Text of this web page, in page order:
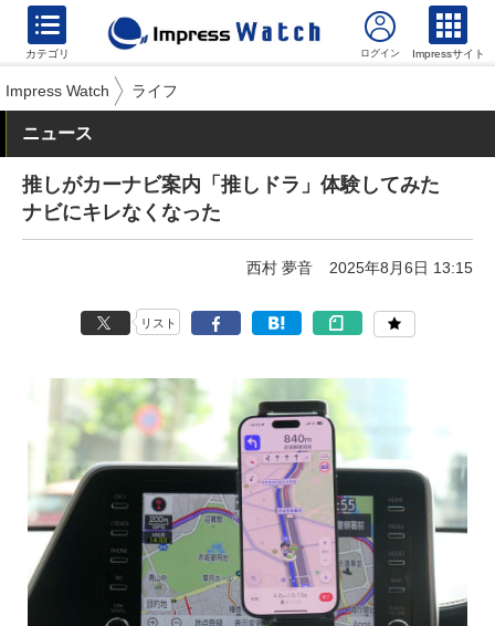
カテゴリ Impressサイト
Impress Watch ライフ
ニュース
推しがカーナビ案内「推しドラ」体験してみた
ナビにキレなくなった
西村 夢音 2025年8月6日 13:15
リスト